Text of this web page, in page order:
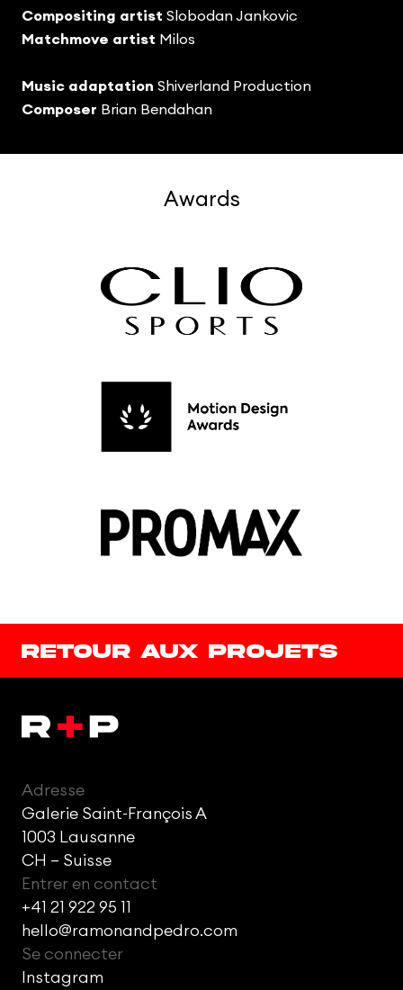
Compositing artist Slobodan Jankovic
Matchmove artist Milos
Music adaptation Shiverland Production
Composer Brian Bendahan
Awards
Retour aux projets
Adresse
Galerie Saint-François A
1003 Lausanne
CH – Suisse
Entrer en contact
+41 21 922 95 11
hello@ramonandpedro.com
Se connecter
Instagram